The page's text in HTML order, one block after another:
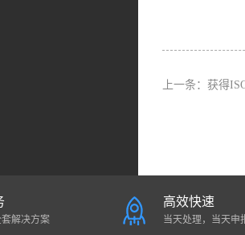
上一条： 获得
解决方案
高效快速
当天处理，当天申